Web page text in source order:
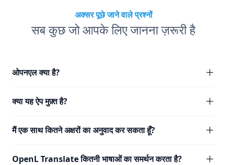
अक्सर पूछे जाने वाले प्रश्नों
सब कुछ जो आपके लिए जानना ज़रूरी है
ओपनएल क्या है?
क्या यह ऐप मुफ़्त है?
मैं एक साथ कितने अक्षरों का अनुवाद कर सकता हूँ?
OpenL Translate कितनी भाषाओं का समर्थन करता है?